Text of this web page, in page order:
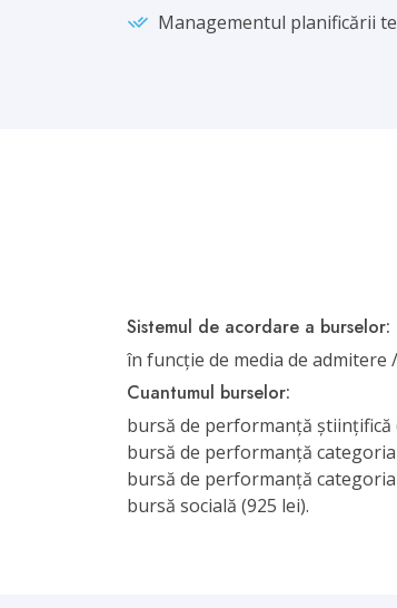
Managementul planificării
Sistemul de acordare a burselor:
în funcție de media de admitere
Cuantumul burselor:
bursă de performanță științifică
bursă de performanță categoria
bursă de performanță categoria
bursă socială (925 lei).